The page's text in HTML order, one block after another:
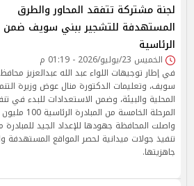
لجنة مشتركة تتفقد المحاور والطرق
المستهدفة للتشجير ببني سويف ضمن
الرئاسية
الخميس 23/يوليو/2026 - 01:19 م
في إطار توجيهات اللواء عبد الله عبدالعزيز
سويف، وتعليمات الدكتورة منال عوض وزيرة
المحلية والبيئة، وضمن الاستعدادات للبدء في
المرحلة الخامسة من
واصلت المحافظة جهودها للإعداد الجيد للمبادرة
تنفيذ جولات ميدانية لحصر المواقع المستهدفة
جاهزيتها.